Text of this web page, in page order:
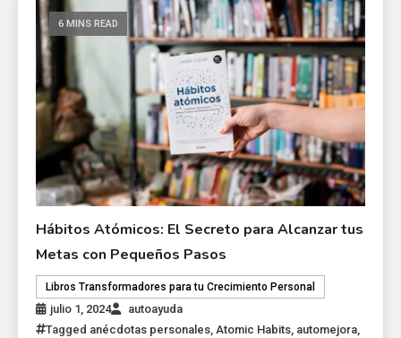
6 MINS READ
Hábitos Atómicos: El Secreto para Alcanzar tus
Metas con Pequeños Pasos
Libros Transformadores para tu Crecimiento Personal
julio 1, 2024
autoayuda
Tagged anécdotas personales,Atomic Habits, automejora,